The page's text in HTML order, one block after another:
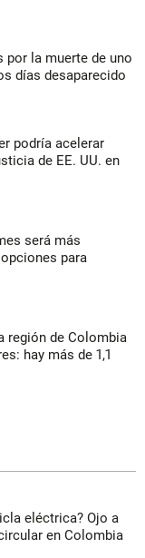
la muerte de uno
días desaparecido
podría acelerar
de EE. UU. en
será más
para
región de Colombia
hay más de 1,1
eléctrica? Ojo a
en Colombia